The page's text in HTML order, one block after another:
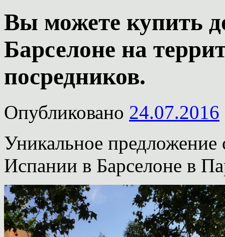
Вы можете купить
Барселоне на
посредников.
Опубликовано 24.07.2016
Уникальное предложение
Испании в Барселоне в